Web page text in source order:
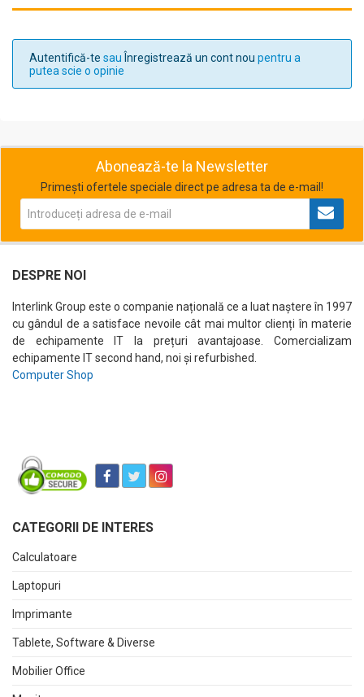
Autentifică-te sau Înregistrează un cont nou pentru a
putea scie o opinie
Abonează-te la Newsletter
Primești ofertele speciale direct pe adresa ta de e-mail!
DESPRE NOI
Interlink Group este o companie națională ce a luat naștere în 1997
cu gândul de a satisface nevoile cât mai multor clienți în materie
de echipamente IT la prețuri avantajoase. Comercializam
echipamente IT second hand, noi și refurbished.
Computer Shop
CATEGORII DE INTERES
Calculatoare
Laptopuri
Imprimante
Tablete, Software & Diverse
Mobilier Office